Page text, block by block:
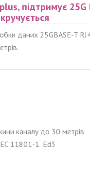
підтримує
даних 25GBASE-T
каналу до 30 метрів
11801-1 .Ed3